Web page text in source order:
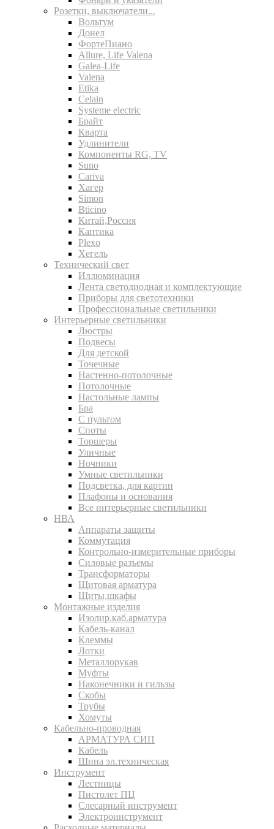
Розетки, выключатели...
Вольтум
Донел
ФортеПиано
Allure, Life Valena
Galea-Life
Valena
Etika
Celain
Systeme electric
Брайт
Кварта
Удлинители
Компоненты RG, TV
Suno
Cariva
Хагер
Simon
Bticino
Китай,Россия
Каптика
Plexo
Хегель
Технический свет
Иллюминация
Лента светодиодная и комплектующие
Приборы для светотехники
Профессиональные светильники
Интерьерные светильники
Люстры
Подвесы
Для детской
Точечные
Настенно-потолочные
Потолочные
Настольные лампы
Бра
С пультом
Споты
Торшеры
Уличные
Ночники
Умные светильники
Подсветка, для картин
Плафоны и основания
Все интерьерные светильники
НВА
Аппараты защиты
Коммутация
Контрольно-измерительные приборы
Силовые разъемы
Трансформаторы
Щитовая арматура
Щиты,шкафы
Монтажные изделия
Изолир.каб.арматура
Кабель-канал
Клеммы
Лотки
Металлорукав
Муфты
Наконечники и гильзы
Скобы
Трубы
Хомуты
Кабельно-проводная
АРМАТУРА СИП
Кабель
Шина эл.техническая
Инструмент
Лестницы
Пистолет ПЦ
Слесарный инструмент
Электроинструмент